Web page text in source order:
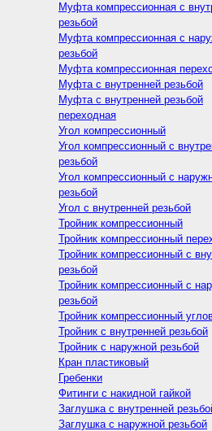
Муфта компрессионная с
резьбой
Муфта компрессионная с
резьбой
Муфта компрессионная
Муфта с внутренней резьбой
Муфта с внутренней резьбой
переходная
Угол компрессионный
Угол компрессионный с
резьбой
Угол компрессионный с
резьбой
Угол с внутренней резьбой
Тройник компрессионный
Тройник компрессионный
Тройник компрессионный с
резьбой
Тройник компрессионный с
резьбой
Тройник компрессионный
Тройник с внутренней резьбой
Тройник с наружной резьбой
Кран пластиковый
Гребенки
Фитинги с накидной гайкой
Заглушка с внутренней
Заглушка с наружной резьбой